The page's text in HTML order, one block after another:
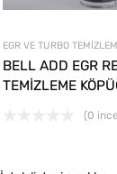
EGR VE TURBO
BELL ADD EGR
TEMİZLEME
(0